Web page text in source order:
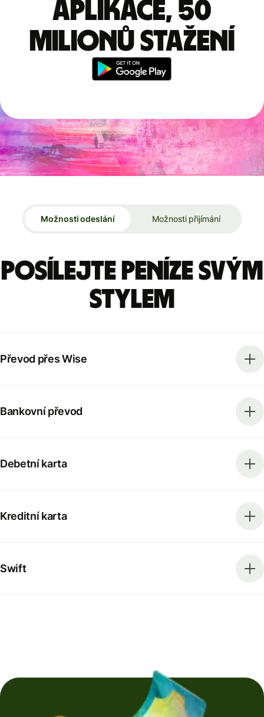
aplikace, 50
milionů stažení
Možnosti odeslání Možnosti přijímání
Posílejte peníze svým
stylem
Převod přes Wise
Bankovní převod
Debetní karta
Kreditní karta
Swift